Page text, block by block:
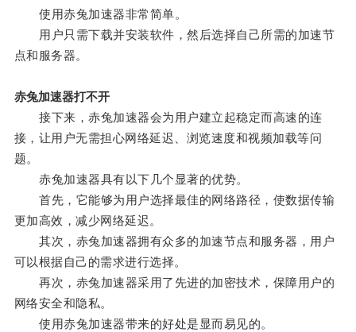
使用赤兔加速器非常简单。
用户只需下载并安装软件，然后选择自己所需的加速节
点和服务器。
赤兔加速器打不开
接下来，赤兔加速器会为用户建立起稳定而高速的连
接，让用户无需担心网络延迟、浏览速度和视频加载等问
题。
赤兔加速器具有以下几个显著的优势。
首先，它能够为用户选择最佳的网络路径，使数据传输
更加高效，减少网络延迟。
其次，赤兔加速器拥有众多的加速节点和服务器，用户
可以根据自己的需求进行选择。
再次，赤兔加速器采用了先进的加密技术，保障用户的
网络安全和隐私。
使用赤兔加速器带来的好处是显而易见的。